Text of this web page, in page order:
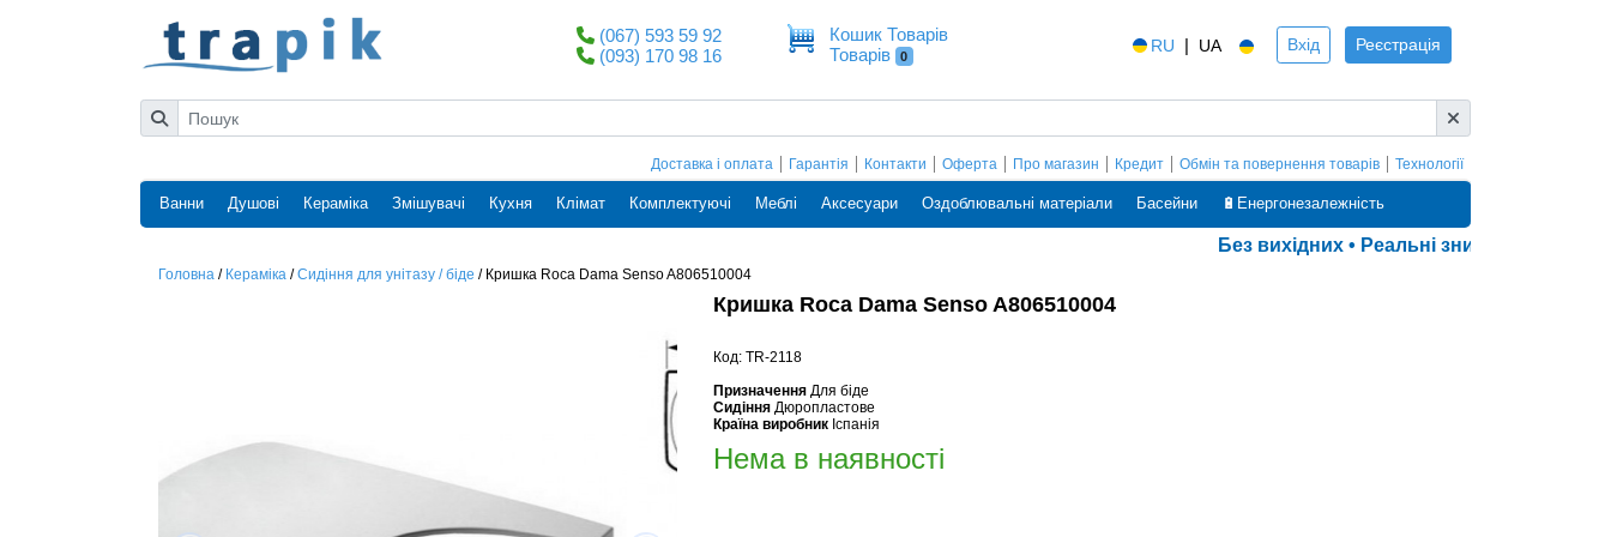
(067) 593 59 92
(093) 170 98 16
Кошик Товарів
Товарів
0
RU | UA Вхід Реєстрація
Доставка і оплата Гарантія Контакти Оферта Про магазин Кредит Обмін та повернення товарів Технології
Ванни Душові Кераміка Змішувачі Кухня Клімат Комплектуючі Меблі Аксесуари Оздоблювальні матеріали Басейни 🔋Енергонезалежність
Без вихідних • Реальні знижки • Оплата
Головна / Кераміка /Сидіння для унітазу / біде / Кришка Roca Dama Senso A806510004
Кришка Roca Dama Senso A806510004
Код: TR-2118
Призначення Для біде
Сидіння Дюропластове
Країна виробник Іспанія
Нема в наявності